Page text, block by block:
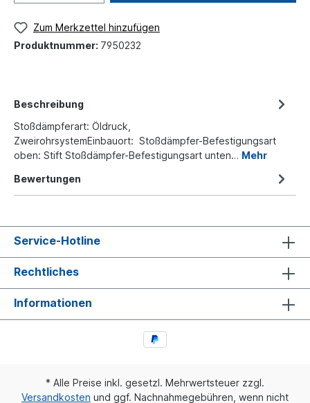
Zum Merkzettel hinzufügen
Produktnummer: 7950232
Beschreibung
Stoßdämpferart: Öldruck,
ZweirohrsystemEinbauort: Stoßdämpfer-Befestigungsart
oben: Stift Stoßdämpfer-Befestigungsart unten… Mehr
Bewertungen
Service-Hotline
Rechtliches
Informationen
* Alle Preise inkl. gesetzl. Mehrwertsteuer zzgl.
Versandkosten und ggf. Nachnahmegebühren, wenn nicht